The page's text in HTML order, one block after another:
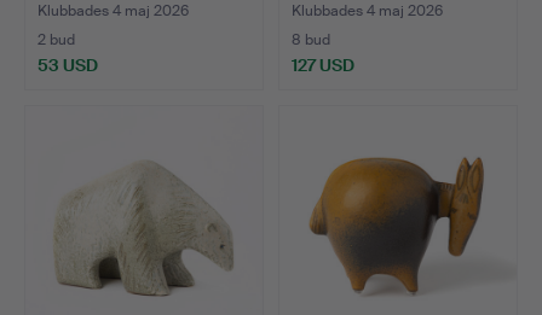
Klubbades 4 maj 2026
2 bud
53 USD
Klubbades 4 maj 2026
8 bud
127 USD